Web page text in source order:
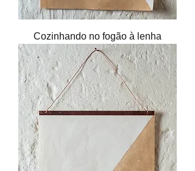
Cozinhando no fogão à lenha